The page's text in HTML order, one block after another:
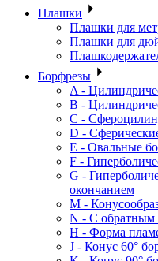
Плашки
Плашки для
Плашки для
Борфрезы
A -
B -
C -
D -
E - Овальные
F -
G -
окончанием
M -
N - С обратным
H - Форма
J - Конус 60°